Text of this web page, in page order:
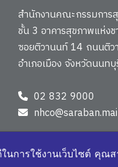
สำนักงานคณะกรรมการ
ชั้น 3 อาคารสุขภาพแห่ง
ซอยติวานนท์ 14 ถนนติ
อำเภอเมือง จังหวัดนนท
02 832 9000
การใช้งานเว็บไซต์ คุณ